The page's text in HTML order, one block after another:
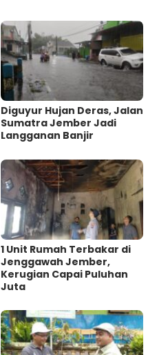
Diguyur Hujan Deras, Jalan
Sumatra Jember Jadi
Langganan Banjir
1 Unit Rumah Terbakar di
Jenggawah Jember,
Kerugian Capai Puluhan
Juta